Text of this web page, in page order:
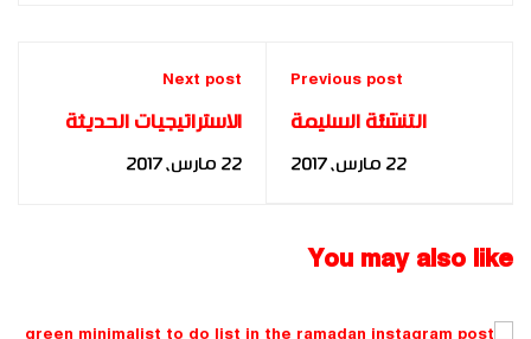
Previous post
التنشئة السليمة
22 مارس، 2017
Next post
الاستراتيجيات الحديثة
22 مارس، 2017
You may also like